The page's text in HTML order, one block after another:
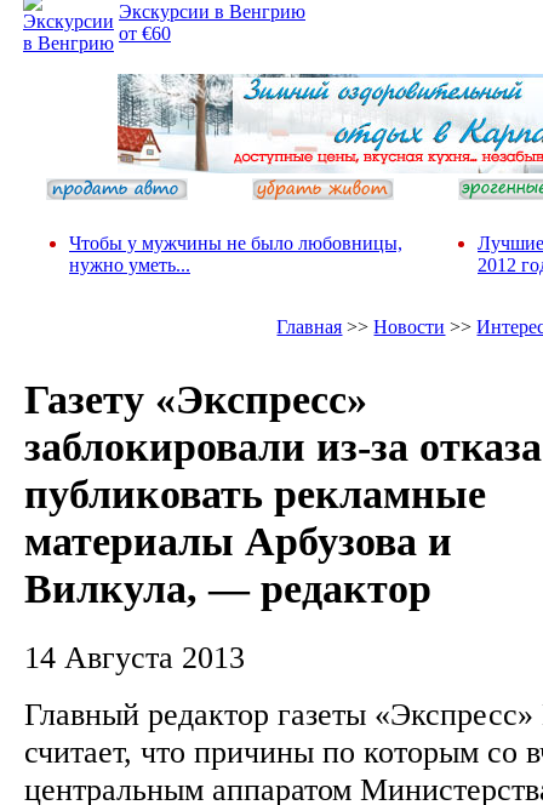
Экскурсии в Венгрию
от €60
Чтобы у мужчины не было любовницы,
нужно уметь...
Лучшие
2012
Главная >>Новости >>
Газету «Экспресс»
заблокировали из-за отказа
публиковать рекламные
материалы Арбузова и
Вилкула, — редактор
14 Августа 2013
Главный редактор газеты
считает, что причины по которым со
центральным аппаратом